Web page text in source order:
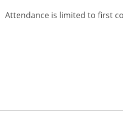
Attendance is limited to first